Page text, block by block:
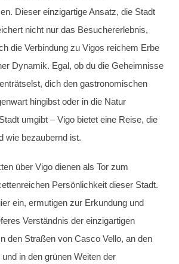
Dieser einzigartige Ansatz, die Stadt
nicht nur das Besuchererlebnis,
die Verbindung zu Vigos reichem Erbe
Dynamik. Egal, ob du die Geheimnisse
dich den gastronomischen
hingibst oder in die Natur
umgibt – Vigo bietet eine Reise, die
wie bezaubernd ist.
über Vigo dienen als Tor zum
Persönlichkeit dieser Stadt.
ein, ermutigen zur Erkundung und
Verständnis der einzigartigen
den Straßen von Casco Vello, an den
in den grünen Weiten der